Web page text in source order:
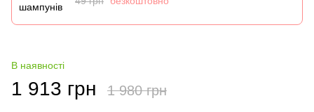
В наявності
1 913 грн 1 980 грн